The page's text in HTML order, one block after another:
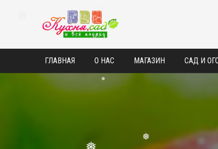
❅
ГЛАВНАЯ О НАС МАГАЗИН САД И